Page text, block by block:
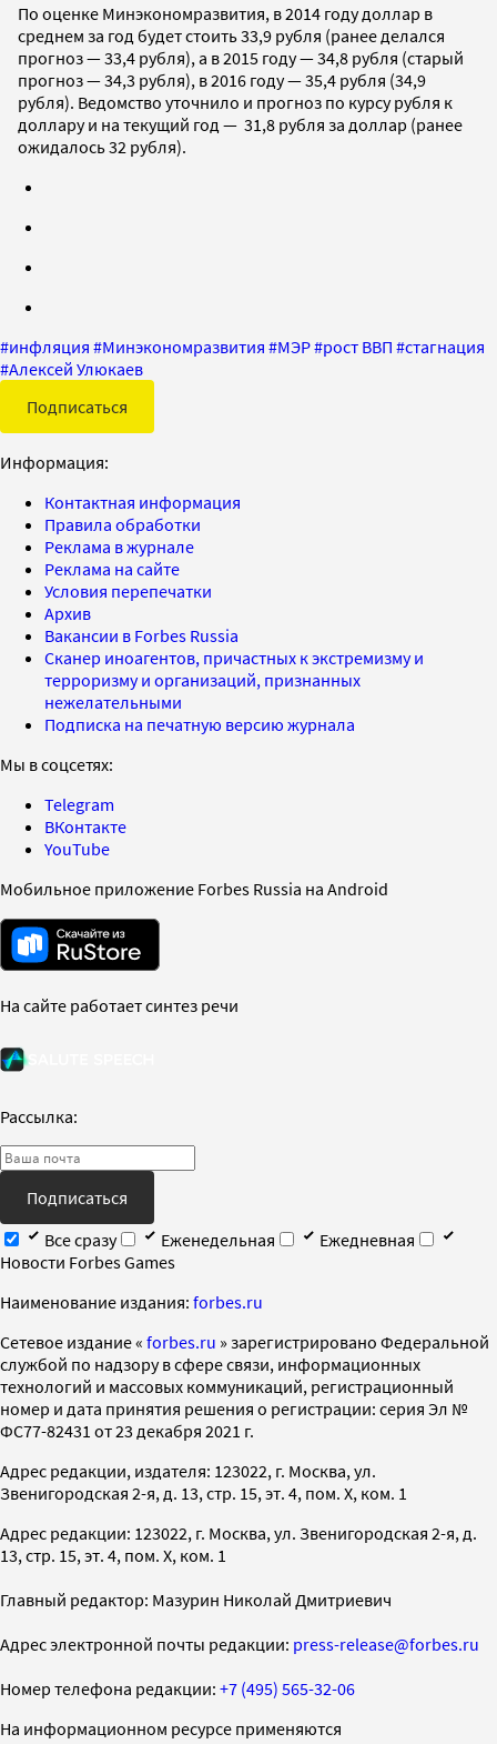
По оценке Минэкономразвития, в 2014 году доллар в
среднем за год будет стоить 33,9 рубля (ранее делался
прогноз — 33,4 рубля), а в 2015 году — 34,8 рубля (старый
прогноз — 34,3 рубля), в 2016 году — 35,4 рубля (34,9
рубля). Ведомство уточнило и прогноз по курсу рубля к
доллару и на текущий год — 31,8 рубля за доллар (ранее
ожидалось 32 рубля).
#инфляция #Минэкономразвития #МЭР#рост ВВП #стагнация
#Алексей Улюкаев
Подписаться
Информация:
Контактная информация
Правила обработки
Реклама в журнале
Реклама на сайте
Условия перепечатки
Архив
Вакансии в Forbes Russia
Сканер иноагентов, причастных к экстремизму и
терроризму и организаций, признанных
нежелательными
Подписка на печатную версию журнала
Мы в соцсетях:
Telegram
ВКонтакте
YouTube
Мобильное приложение Forbes Russia на Android
На сайте работает синтез речи
Рассылка:
Подписаться
Все сразу
Еженедельная
Ежедневная
Новости Forbes Games
Наименование издания: forbes.ru
Cетевое издание « forbes.ru » зарегистрировано Федеральной
службой по надзору в сфере связи, информационных
технологий и массовых коммуникаций, регистрационный
номер и дата принятия решения о регистрации: серия Эл №
ФС77-82431 от 23 декабря 2021 г.
Адрес редакции, издателя: 123022, г. Москва, ул.
Звенигородская 2-я, д. 13, стр. 15, эт. 4, пом. X, ком. 1
Адрес редакции: 123022, г. Москва, ул. Звенигородская 2-я, д.
13, стр. 15, эт. 4, пом. X, ком. 1
Главный редактор: Мазурин Николай Дмитриевич
Адрес электронной почты редакции: press-release@forbes.ru
Номер телефона редакции: +7 (495) 565-32-06
На информационном ресурсе применяются